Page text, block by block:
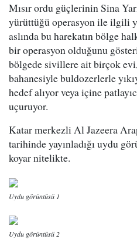
Mısır ordu güçlerinin Sina
yürüttüğü operasyon ile ilgili
aslında bu harekatın bölge
bir operasyon olduğunu
bölgede sivillere ait birçok evi,
bahanesiyle buldozerlerle
hedef alıyor veya içine
uçuruyor.
Katar merkezli Al Jazeera
tarihinde yayınladığı uydu
koyar nitelikte.
Uydu görüntüsü 1
Uydu görüntüsü 2